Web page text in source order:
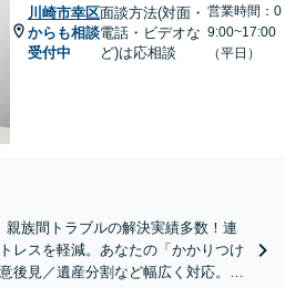
川崎市幸区
からも相談
受付中
面談方法(対面・
電話・ビデオな
ど)は応相談
営業時間：0
9:00~17:00
（平日）
親族間トラブルの解決実績多数！連
レスを軽減。あなたの「かかりつけ
後見／遺産分割など幅広く対応。お